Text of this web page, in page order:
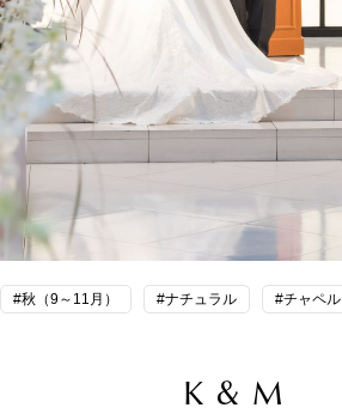
#秋（9～11月） #ナチュラル #チャペル
K & M